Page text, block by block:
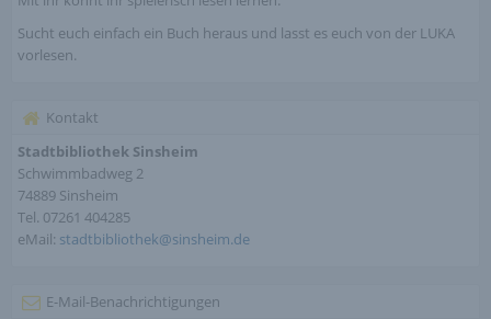
Sucht euch einfach ein Buch heraus und lasst es euch von der LUKA
vorlesen.
Kontakt
Stadtbibliothek Sinsheim
Schwimmbadweg 2
74889 Sinsheim
Tel. 07261 404285
eMail: stadtbibliothek@sinsheim.de
E-Mail-Benachrichtigungen